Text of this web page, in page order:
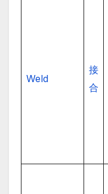
Weld
接
合